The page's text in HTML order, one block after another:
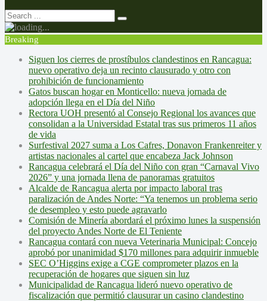
Breaking
Siguen los cierres de prostíbulos clandestinos en Rancagua:
nuevo operativo deja un recinto clausurado y otro con
prohibición de funcionamiento
Gatos buscan hogar en Monticello: nueva jornada de
adopción llega en el Día del Niño
Rectora UOH presentó al Consejo Regional los avances que
consolidan a la Universidad Estatal tras sus primeros 11 años
de vida
Surfestival 2027 suma a Los Cafres, Donavon Frankenreiter y
artistas nacionales al cartel que encabeza Jack Johnson
Rancagua celebrará el Día del Niño con gran “Carnaval Vivo
2026” y una jornada llena de panoramas gratuitos
Alcalde de Rancagua alerta por impacto laboral tras
paralización de Andes Norte: “Ya tenemos un problema serio
de desempleo y esto puede agravarlo
Comisión de Minería abordará el próximo lunes la suspensión
del proyecto Andes Norte de El Teniente
Rancagua contará con nueva Veterinaria Municipal: Concejo
aprobó por unanimidad $170 millones para adquirir inmueble
SEC O’Higgins exige a CGE comprometer plazos en la
recuperación de hogares que siguen sin luz
Municipalidad de Rancagua lideró nuevo operativo de
fiscalización que permitió clausurar un casino clandestino